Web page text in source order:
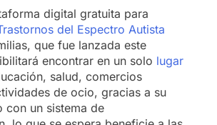
digital gratuita para
del Espectro Autista
que fue lanzada este
encontrar en un solo lugar
salud, comercios
de ocio, gracias a su
con un sistema de